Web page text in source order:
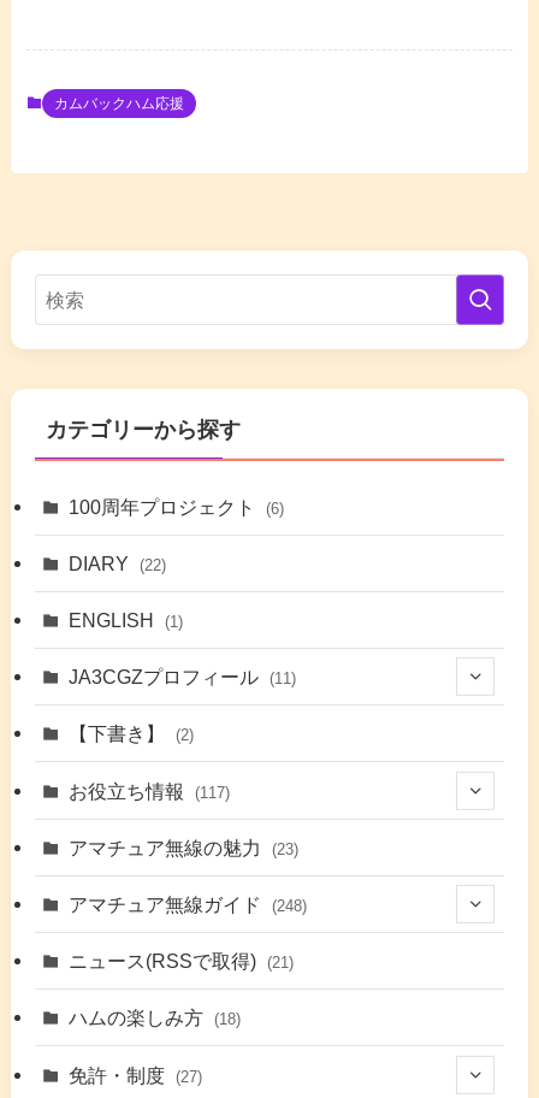
カムバックハム応援
カテゴリーから探す
100周年プロジェクト (6)
DIARY (22)
ENGLISH (1)
JA3CGZプロフィール (11)
(7)
【下書き】 (2)
お役立ち情報 (117)
(48)
(9)
(17)
アマチュア無線の魅力 (23)
アマチュア無線ガイド (248)
(42)
(5) (41)
ニュース(RSSで取得) (21)
ハムの楽しみ方 (18)
免許・制度 (27)